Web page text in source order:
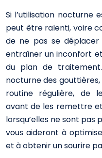
Si l’utilisation nocturne
peut être ralenti, voire
de ne pas se
entraîner un inconfort
du plan de
nocturne des
routine régulière, de
avant de les remettre
lorsqu’elles ne sont pas
vous aideront à
et à obtenir un sourire